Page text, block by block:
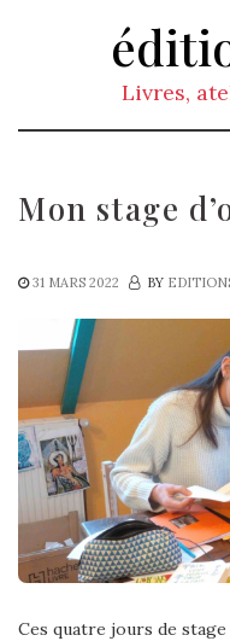
Livres,
Mon stage
31 MARS 2022 BY
Ces quatre jours de